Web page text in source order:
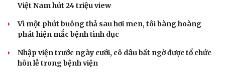
Việt Nam hút 24 triệu view
Vì một phút buông thả sau hơi men, tôi bàng hoàng
phát hiện mắc bệnh tình dục
Nhập viện trước ngày cưới, cô dâu bất ngờ được tổ chức
hôn lễ trong bệnh viện